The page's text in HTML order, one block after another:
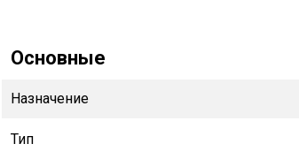
Основные
Назначение
Тип